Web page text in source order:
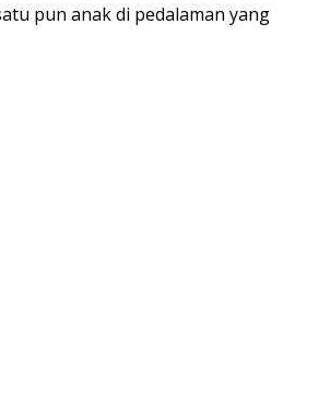
pun anak di pedalaman yang